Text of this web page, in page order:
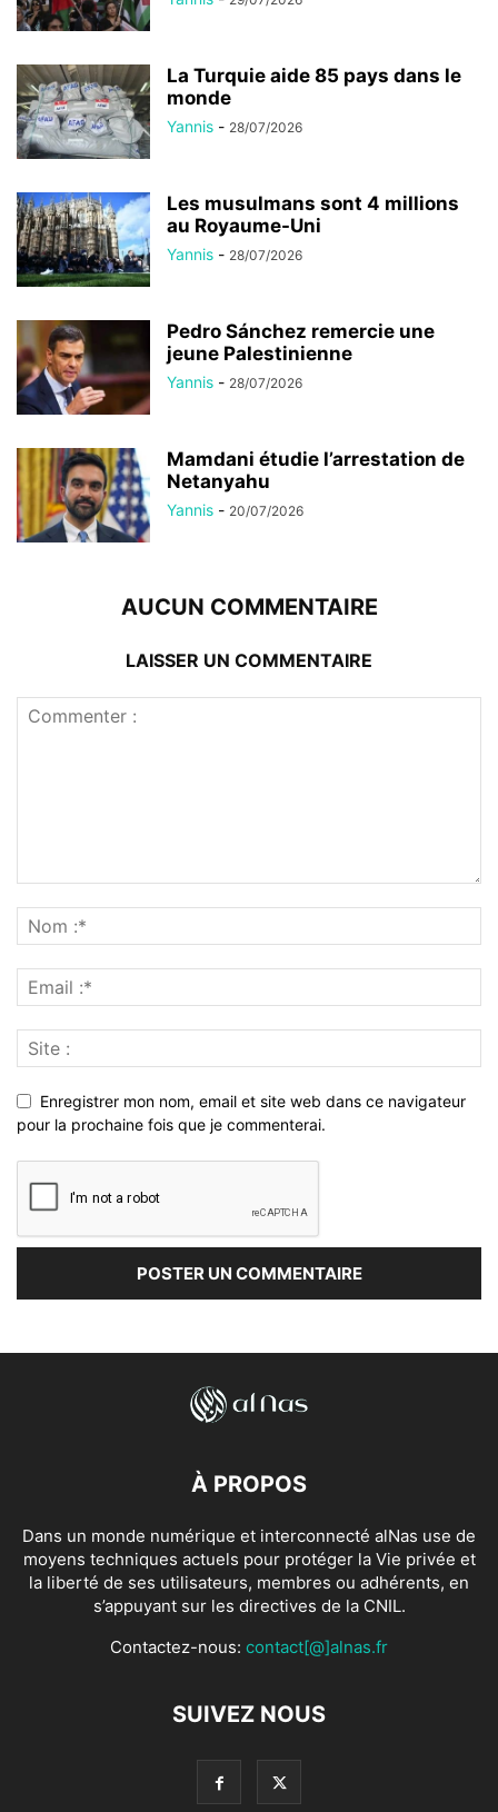
La Turquie aide 85 pays dans le
monde
Yannis - 28/07/2026
Les musulmans sont 4 millions
au Royaume-Uni
Yannis - 28/07/2026
Pedro Sánchez remercie une
jeune Palestinienne
Yannis - 28/07/2026
Mamdani étudie l’arrestation de
Netanyahu
Yannis - 20/07/2026
AUCUN COMMENTAIRE
LAISSER UN COMMENTAIRE
Enregistrer mon nom, email et site web dans ce navigateur
pour la prochaine fois que je commenterai.
À PROPOS
Dans un monde numérique et interconnecté alNas use de
moyens techniques actuels pour protéger la Vie privée et
la liberté de ses utilisateurs, membres ou adhérents, en
s’appuyant sur les directives de la CNIL.
Contactez-nous: contact[@]alnas.fr
SUIVEZ NOUS